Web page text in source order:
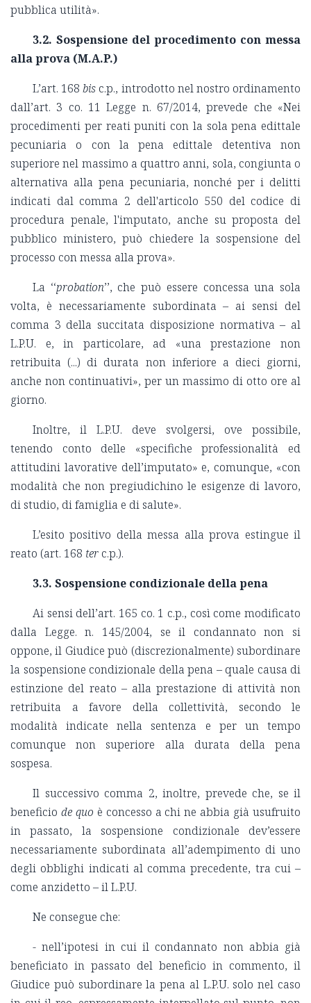
pubblica utilità».
3.2. Sospensione del procedimento con messa
alla prova (M.A.P.)
L’art. 168bis c.p., introdotto nel nostro ordinamento
dall’art. 3 co. 11 Legge n. 67/2014, prevede che «Nei
procedimenti per reati puniti con la sola pena edittale
pecuniaria o con la pena edittale detentiva non
superiore nel massimo a quattro anni, sola, congiunta o
alternativa alla pena pecuniaria, nonché per i delitti
indicati dal comma 2 dell'articolo 550 del codice di
procedura penale, l'imputato, anche su proposta del
pubblico ministero, può chiedere la sospensione del
processo con messa alla prova».
La ‘‘probation’’, che può essere concessa una sola
volta, è necessariamente subordinata – ai sensi del
comma 3 della succitata disposizione normativa – al
L.P.U. e, in particolare, ad «una prestazione non
retribuita (...) di durata non inferiore a dieci giorni,
anche non continuativi», per un massimo di otto ore al
giorno.
Inoltre, il L.P.U. deve svolgersi, ove possibile,
tenendo conto delle «specifiche professionalità ed
attitudini lavorative dell’imputato» e, comunque, «con
modalità che non pregiudichino le esigenze di lavoro,
di studio, di famiglia e di salute».
L’esito positivo della messa alla prova estingue il
reato (art. 168 ter c.p.).
3.3. Sospensione condizionale della pena
Ai sensi dell’art. 165 co. 1 c.p., così come modificato
dalla Legge. n. 145/2004, se il condannato non si
oppone, il Giudice può (discrezionalmente) subordinare
la sospensione condizionale della pena – quale causa di
estinzione del reato – alla prestazione di attività non
retribuita a favore della collettività, secondo le
modalità indicate nella sentenza e per un tempo
comunque non superiore alla durata della pena
sospesa.
Il successivo comma 2, inoltre, prevede che, se il
beneficio de quo è concesso a chi ne abbia già usufruito
in passato, la sospensione condizionale dev’essere
necessariamente subordinata all’adempimento di uno
degli obblighi indicati al comma precedente, tra cui –
come anzidetto – il L.P.U.
Ne consegue che:
- nell’ipotesi in cui il condannato non abbia già
beneficiato in passato del beneficio in commento, il
Giudice può subordinare la pena al L.P.U. solo nel caso